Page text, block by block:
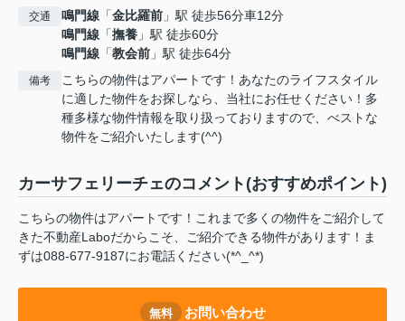
交通 鳴門線 「金比羅前 」駅 徒歩56分車12分
鳴門線 「撫養 」駅 徒歩60分
鳴門線 「教会前 」駅 徒歩64分
備考
こちらの物件はアパートです！あなたのライフスタイル
に適した物件をお探しなら、当社にお任せください！多
種多様な物件情報を取り扱っておりますので、べストな
物件をご紹介いたします(^^)
カーサフェリーチェのコメント(おすすめポイント)
こちらの物件はアパートです！これまで多くの物件をご紹介して
きた不動産Laboだからこそ、ご紹介できる物件があります！ま
ずは088-677-9187にお電話ください(*^_^*)
無料 お問い合わせ